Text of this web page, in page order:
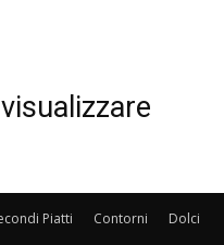
Piatti Contorni Dolci